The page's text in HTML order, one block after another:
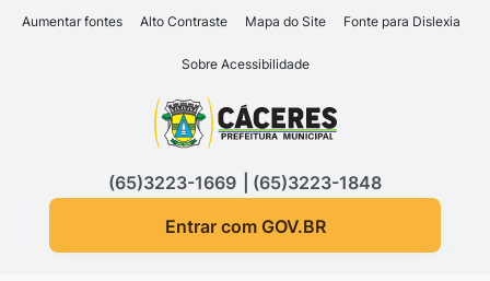
Seção de atalhos e links
Ir para o conteúdo [alt+1]
Ir para o rodapé [alt+4]
Aumentar fontes Alto Contraste Mapa do Site Fonte para Dislexia
Sobre Acessibilidade
Seção do menu principal
(65)3223-1669
(65)3223-1848
Entrar com GOV.BR